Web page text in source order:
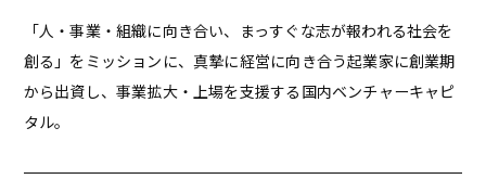
「人・事業・組織に向き合い、まっすぐな志が報われる社会を
創る」をミッションに、真摯に経営に向き合う起業家に創業期
から出資し、事業拡大・上場を支援する国内ベンチャーキャピ
タル。